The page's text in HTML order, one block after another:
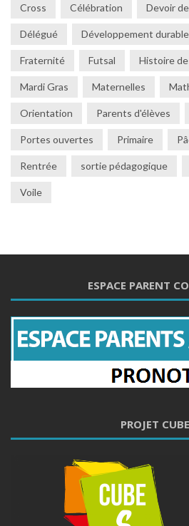
Cross Célébration Devoir
Délégué Développement durable
Fraternité Futsal Histoire
Mardi Gras Maternelles
Orientation Parents d'élèves
Portes ouvertes Primaire
Rentrée sortie pédagogique
Voile
ESPACE PARENT
PROJET